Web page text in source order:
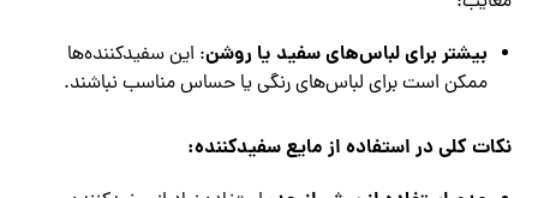
بیشتر برای لباس‌های سفید یا روشن: این سفیدکننده‌ها
ممکن است برای لباس‌های رنگی یا حساس مناسب نباشند.
نکات کلی در استفاده از مایع سفیدکننده: